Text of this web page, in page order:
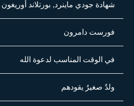
شهادة جودي ماينرد, بورتلاند أوريغون
فورست دامرون
في الوقت المناسب لدعوة الله
ولدٌ صغيرٌ يقودهم